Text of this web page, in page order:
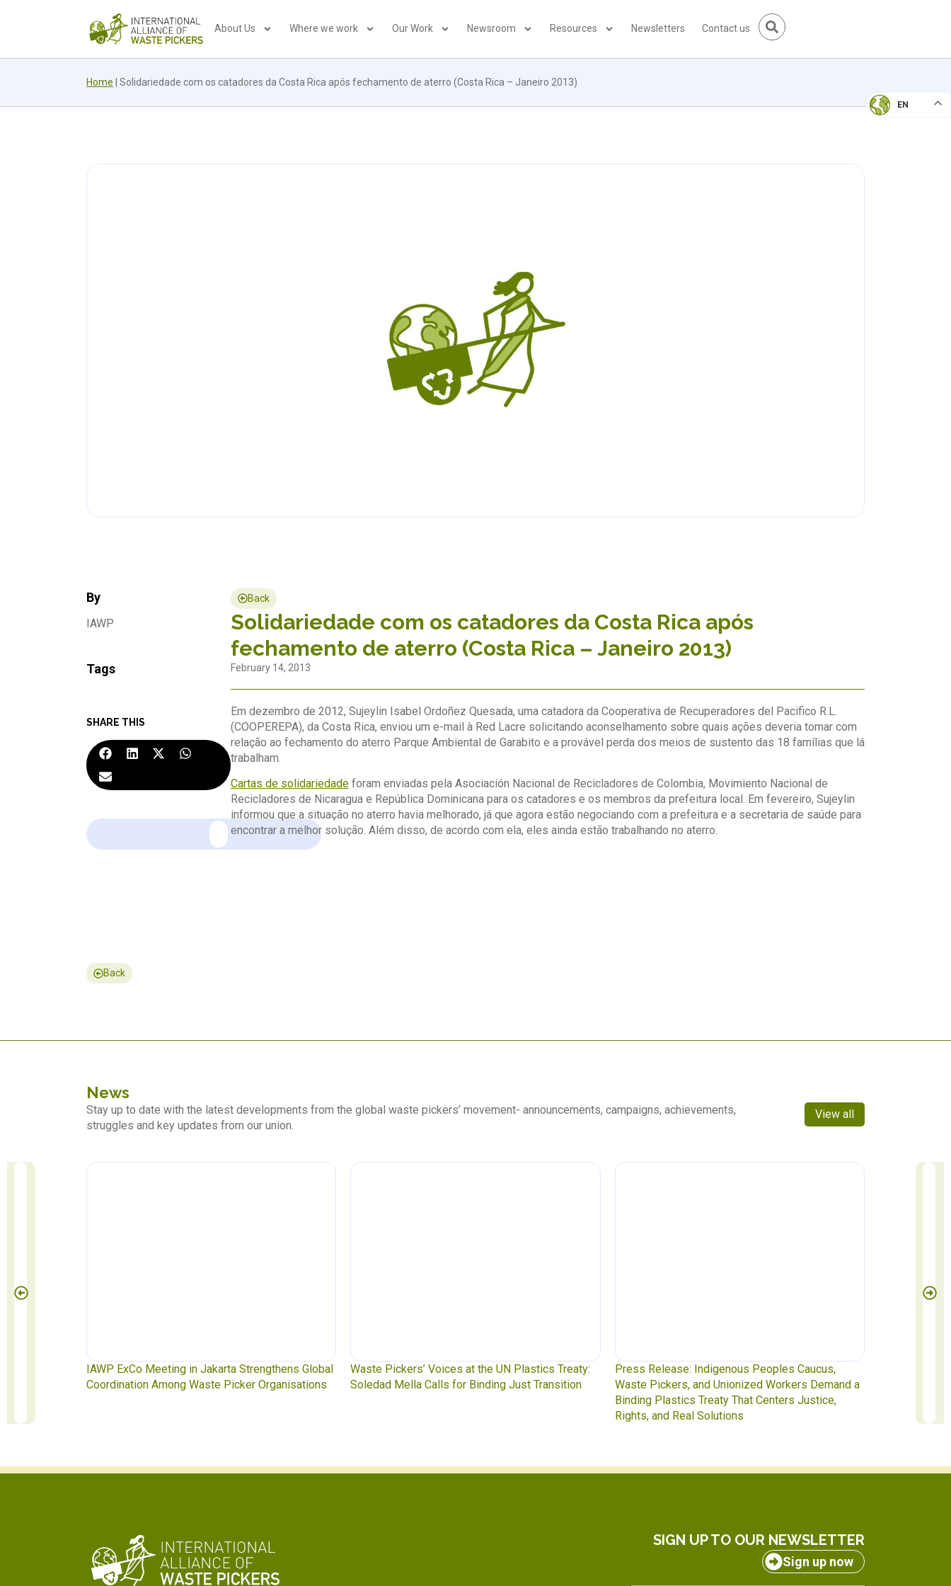
About Us Where we work Our Work Newsroom Resources Newsletters Contact us
Home Solidariedade com os catadores da Costa Rica após fechamento de aterro (Costa Rica – Janeiro 2013)
EN
By
IAWP
Tags
SHARE THIS
Back
Solidariedade com os catadores da Costa Rica após
fechamento de aterro (Costa Rica – Janeiro 2013)
February 14, 2013
Em dezembro de 2012, Sujeylin Isabel Ordoñez Quesada, uma catadora da Cooperativa de Recuperadores del Pacifico R.L.
(COOPEREPA), da Costa Rica, enviou um e-mail à Red Lacre solicitando aconselhamento sobre quais ações deveria tomar com
relação ao fechamento do aterro Parque Ambiental de Garabito e a provável perda dos meios de sustento das 18 famílias que lá
trabalham.
Cartas de solidariedadeforam enviadas pela Asociación Nacional de Recicladores de Colombia, Movimiento Nacional de
Recicladores de Nicaragua e República Dominicana para os catadores e os membros da prefeitura local. Em fevereiro, Sujeylin
informou que a situação no aterro havia melhorado, já que agora estão negociando com a prefeitura e a secretaria de saúde para
encontrar a melhor solução. Além disso, de acordo com ela, eles ainda estão trabalhando no aterro.
Back
News
Stay up to date with the latest developments from the global waste pickers’ movement- announcements, campaigns, achievements,
struggles and key updates from our union.
View all
IAWP ExCo Meeting in Jakarta Strengthens Global
Coordination Among Waste Picker Organisations
Waste Pickers’ Voices at the UN Plastics Treaty:
Soledad Mella Calls for Binding Just Transition
Press Release: Indigenous Peoples Caucus,
Waste Pickers, and Unionized Workers Demand a
Binding Plastics Treaty That Centers Justice,
Rights, and Real Solutions
SIGN UP TO OUR NEWSLETTER
Sign up now